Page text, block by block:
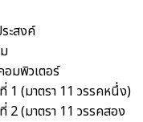
ะสงค์
มพิวเตอร์
1 (มาตรา 11 วรรคหนึ่ง)
2 (มาตรา 11 วรรคสอง